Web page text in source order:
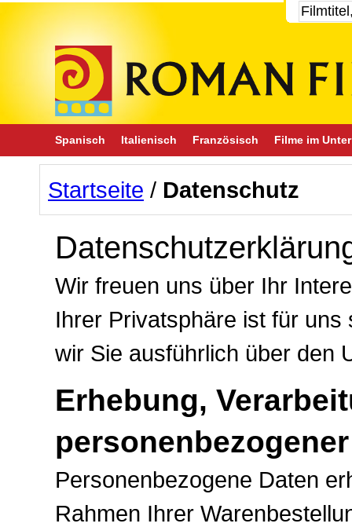
Spanisch Italienisch Französisch Filme im
Startseite / Datenschutz
Wir freuen uns über Ihr
Ihrer Privatsphäre ist für
wir Sie ausführlich über den
Erhebung,
Personenbezogene Daten
Rahmen Ihrer